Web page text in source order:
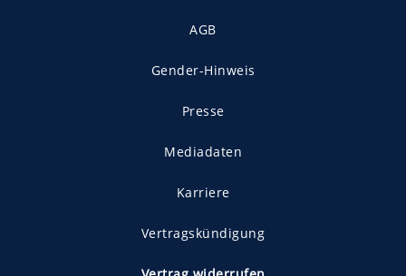
AGB
Gender-Hinweis
Presse
Mediadaten
Karriere
Vertragskündigung